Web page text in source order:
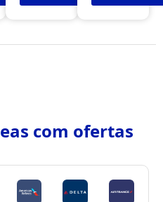
com ofertas